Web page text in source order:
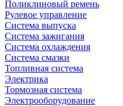
Поликлиновый ремень
Рулевое управление
Система выпуска
Система зажигания
Система охлаждения
Система смазки
Топливная система
Электрика
Тормозная система
Электрооборудование